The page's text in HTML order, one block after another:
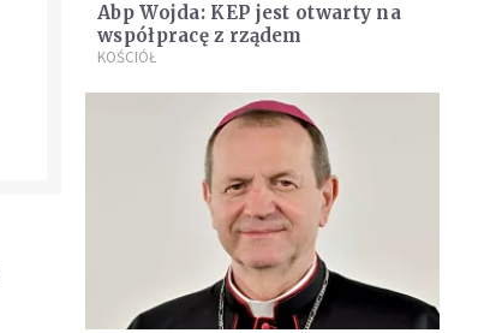
Abp Wojda: KEP jest otwarty na
współpracę z rządem
KOŚCIÓŁ